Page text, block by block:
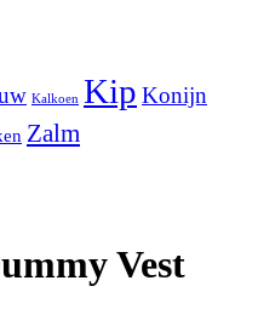
Kalkoen Kip Konijn
Zalm
Vest